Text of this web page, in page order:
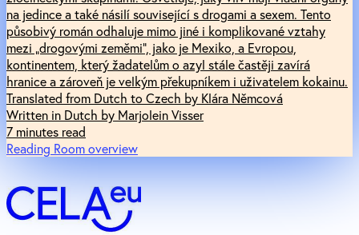
na jedince a také násilí související s drogami a sexem. Tento
působivý román odhaluje mimo jiné i komplikované vztahy
mezi „drogovými zeměmi“, jako je Mexiko, a Evropou,
kontinentem, který žadatelům o azyl stále častěji zavírá
hranice a zároveň je velkým překupníkem i uživatelem kokainu.
Translated from Dutch to Czech by Klára Němcová
Written in Dutch by Marjolein Visser
7 minutes read
Reading Room overview